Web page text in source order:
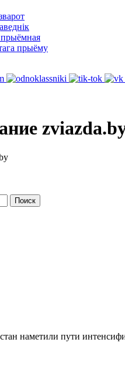
прыёму
наметили пути